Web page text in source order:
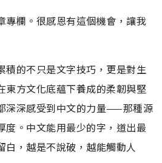
專欄。很感恩有這個機會，讓我
積的不只是文字技巧，更是對生
東方文化底蘊下養成的柔韌與堅
深深感受到中文的力量——那種源
度。中文能用最少的字，道出最
白，越是不說破，越能觸動人